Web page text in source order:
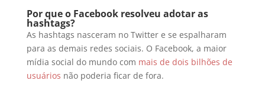
Por que o Facebook resolveu adotar as
hashtags?
As hashtags nasceram no Twitter e se espalharam
para as demais redes sociais. O Facebook, a maior
mídia social do mundo com mais de dois bilhões de
usuários não poderia ficar de fora.